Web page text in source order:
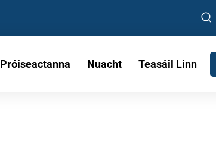
Próiseactanna Nuacht Teasáil Linn